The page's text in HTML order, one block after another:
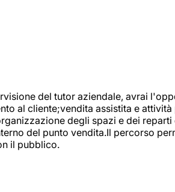
del tutor aziendale, avrai
al cliente;vendita assistita e
degli spazi e dei
del punto vendita.Il percorso
il pubblico.